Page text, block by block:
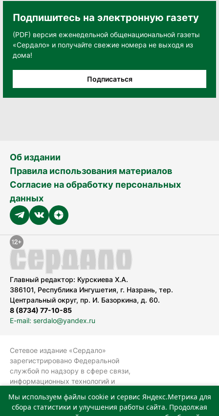
Подпишитесь на электронную газету
(PDF) версия еженедельной общенациональной газеты
«Сердало» и получайте свежие номера не выходя из
дома!
Подписаться
Об издании
Правила использования материалов
Согласие на обработку персональных
данных
Главный редактор: Курскиева Х.А.
386101, Республика Ингушетия, г. Назрань, тер.
Центральный округ, пр. И. Базоркина, д. 60.
8 (8734) 77-10-85
E-mail: serdalo@yandex.ru
Сетевое издание «Сердало»
зарегистрировано Федеральной
службой по надзору в сфере связи,
информационных технологий и
(Роскомнадзор).
Реестровая запись СМИ: ЭЛ № ФС 77-
Мы используем файлы cookie и сервис Яндекс.Метрика для
сбора статистики и улучшения работы сайта. Продолжая